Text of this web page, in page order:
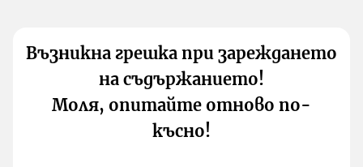
Възникна грешка при зареждането
на съдържанието!
Моля, опитайте отново по-
късно!